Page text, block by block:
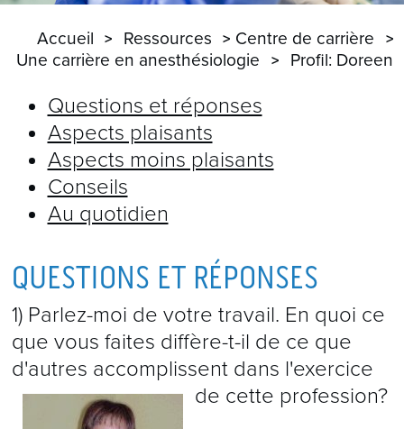
Accueil Ressources
Centre de carrière
Une carrière en anesthésiologie
Profil: Doreen
Questions et réponses
Aspects plaisants
Aspects moins plaisants
Conseils
Au quotidien
QUESTIONS ET RÉPONSES
1) Parlez-moi de votre travail. En quoi ce
que vous faites diffère-t-il de ce que
d'autres accomplissent dans l'exercice
de cette profession?